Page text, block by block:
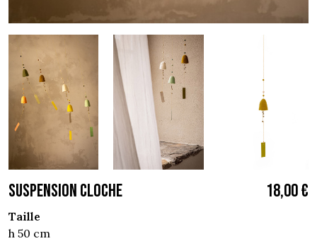
SUSPENSION CLOCHE 18,00 €
Taille
h 50 cm